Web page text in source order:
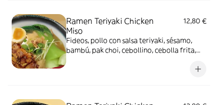
Ramen Teriyaki Chicken
Miso
12,80 €
Fideos, pollo con salsa teriyaki, sésamo,
bambú, pak choi, cebollino, cebolla frita,